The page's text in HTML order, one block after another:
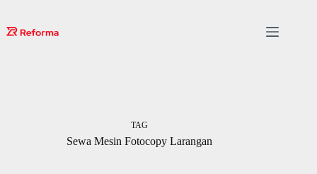
content
TAG
Sewa Mesin Fotocopy Larangan